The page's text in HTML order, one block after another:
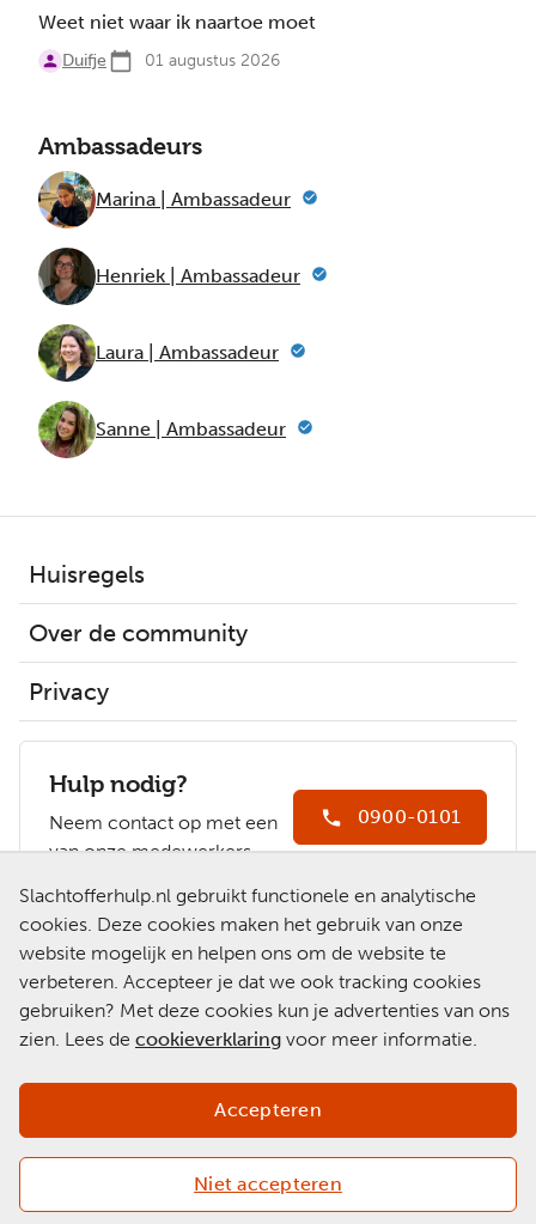
Slachtofferhulp.nl gebruikt functionele en analytische
cookies. Deze cookies maken het gebruik van onze
website mogelijk en helpen ons om de website te
verbeteren. Accepteer je dat we ook tracking cookies
gebruiken? Met deze cookies kun je advertenties van ons
zien. Lees de cookieverklaring voor meer informatie.
Niet accepteren
Accepteren
Weet niet waar ik naartoe moet
Duifje 01 augustus 2026
Ambassadeurs
Marina | Ambassadeur
Henriek | Ambassadeur
Laura | Ambassadeur
Sanne | Ambassadeur
Huisregels
Over de community
Privacy
Hulp nodig?
Neem contact op met een
van onze medewerkers.
0900-0101
Slachtofferhulp.nl
Chat met een
medewerker
Copyright 2026 © Slachtofferhulp Nederland